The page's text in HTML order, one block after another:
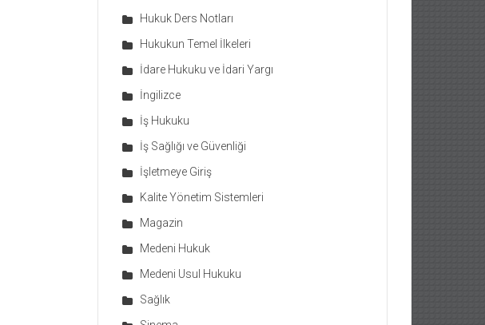
Hukuk Ders Notları
Hukukun Temel İlkeleri
İdare Hukuku ve İdari Yargı
İngilizce
İş Hukuku
İş Sağlığı ve Güvenliği
İşletmeye Giriş
Kalite Yönetim Sistemleri
Magazin
Medeni Hukuk
Medeni Usul Hukuku
Sağlık